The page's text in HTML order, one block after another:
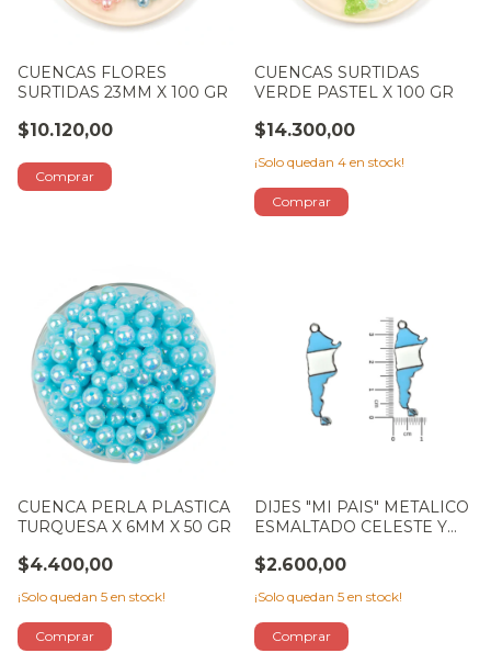
CUENCAS FLORES
SURTIDAS 23MM X 100 GR
$10.120,00
CUENCAS SURTIDAS
VERDE PASTEL X 100 GR
$14.300,00
¡Solo quedan 4 en stock!
CUENCA PERLA PLASTICA
TURQUESA X 6MM X 50 GR
$4.400,00
¡Solo quedan 5 en stock!
DIJES "MI PAIS" METALICO
ESMALTADO CELESTE Y
$2.600,00
¡Solo quedan 5 en stock!